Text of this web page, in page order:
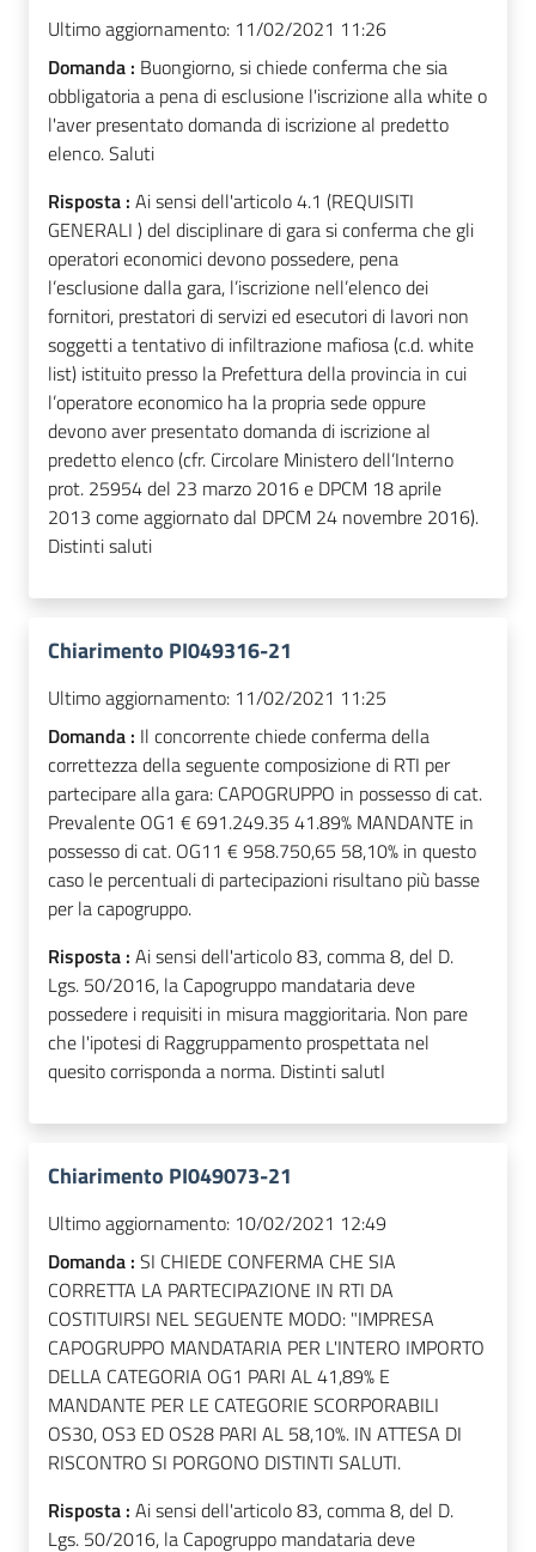
Ultimo aggiornamento: 11/02/2021 11:26
Domanda : Buongiorno, si chiede conferma che sia
obbligatoria a pena di esclusione l'iscrizione alla white o
l'aver presentato domanda di iscrizione al predetto
elenco. Saluti
Risposta : Ai sensi dell'articolo 4.1 (REQUISITI
GENERALI ) del disciplinare di gara si conferma che gli
operatori economici devono possedere, pena
l’esclusione dalla gara, l’iscrizione nell’elenco dei
fornitori, prestatori di servizi ed esecutori di lavori non
soggetti a tentativo di infiltrazione mafiosa (c.d. white
list) istituito presso la Prefettura della provincia in cui
l’operatore economico ha la propria sede oppure
devono aver presentato domanda di iscrizione al
predetto elenco (cfr. Circolare Ministero dell’Interno
prot. 25954 del 23 marzo 2016 e DPCM 18 aprile
2013 come aggiornato dal DPCM 24 novembre 2016).
Distinti saluti
Chiarimento PI049316-21
Ultimo aggiornamento: 11/02/2021 11:25
Domanda : Il concorrente chiede conferma della
correttezza della seguente composizione di RTI per
partecipare alla gara: CAPOGRUPPO in possesso di cat.
Prevalente OG1 € 691.249.35 41.89% MANDANTE in
possesso di cat. OG11 € 958.750,65 58,10% in questo
caso le percentuali di partecipazioni risultano più basse
per la capogruppo.
Risposta : Ai sensi dell'articolo 83, comma 8, del D.
Lgs. 50/2016, la Capogruppo mandataria deve
possedere i requisiti in misura maggioritaria. Non pare
che l'ipotesi di Raggruppamento prospettata nel
quesito corrisponda a norma. Distinti salutI
Chiarimento PI049073-21
Ultimo aggiornamento: 10/02/2021 12:49
Domanda : SI CHIEDE CONFERMA CHE SIA
CORRETTA LA PARTECIPAZIONE IN RTI DA
COSTITUIRSI NEL SEGUENTE MODO: "IMPRESA
CAPOGRUPPO MANDATARIA PER L'INTERO IMPORTO
DELLA CATEGORIA OG1 PARI AL 41,89% E
MANDANTE PER LE CATEGORIE SCORPORABILI
OS30, OS3 ED OS28 PARI AL 58,10%. IN ATTESA DI
RISCONTRO SI PORGONO DISTINTI SALUTI.
Risposta : Ai sensi dell'articolo 83, comma 8, del D.
Lgs. 50/2016, la Capogruppo mandataria deve